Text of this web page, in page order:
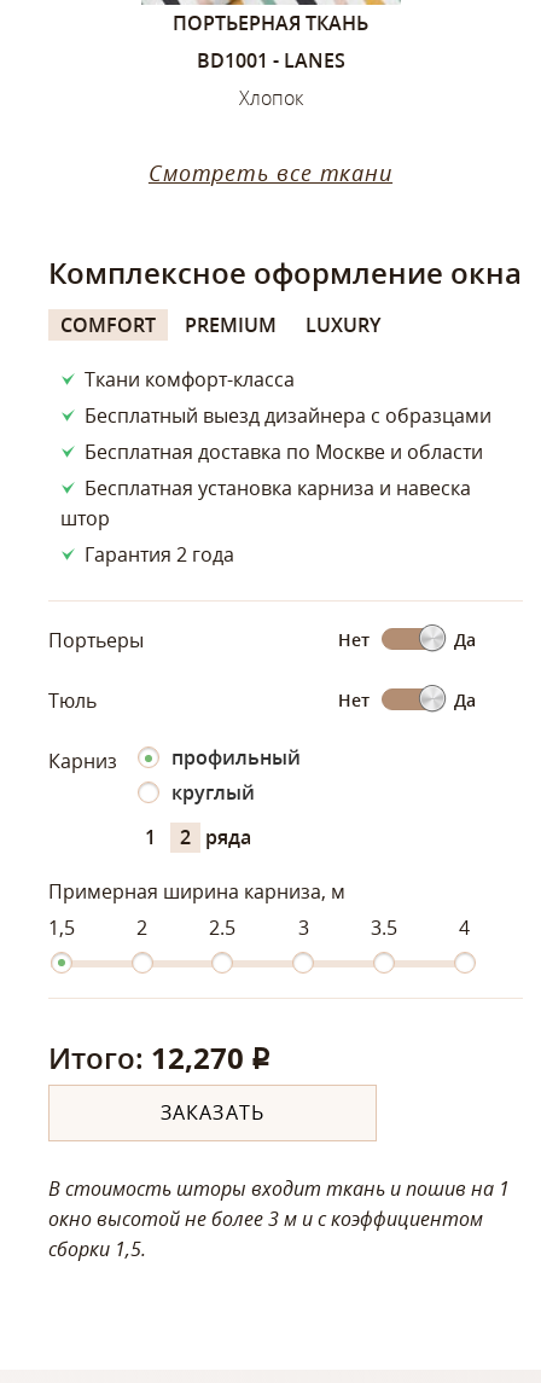
ПОРТЬЕРНАЯ ТКАНЬ
BD1001 - LANES
Хлопок
Смотреть все ткани
Комплексное оформление окна
COMFORT PREMIUM LUXURY
Ткани комфорт-класса
Бесплатный выезд дизайнера с образцами
Бесплатная доставка по Москве и области
Бесплатная установка карниза и навеска
штор
Гарантия 2 года
Портьеры Нет Да
Тюль Нет Да
Карниз
профильный
круглый
1
2 ряда
Примерная ширина карниза, м
1,5
2 2.5 3 3.5 4
Итого: 12,270 q
ЗАКАЗАТЬ
В стоимость шторы входит ткань и пошив на 1
окно высотой не более 3 м и с коэффициентом
сборки 1,5.